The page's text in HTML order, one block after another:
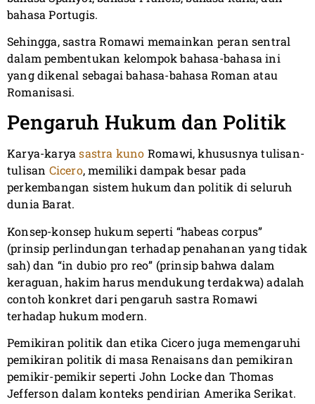
bahasa Portugis.
Sehingga, sastra Romawi memainkan peran sentral
dalam pembentukan kelompok bahasa-bahasa ini
yang dikenal sebagai bahasa-bahasa Roman atau
Romanisasi.
Pengaruh Hukum dan Politik
Karya-karyasastra kuno Romawi, khususnya tulisan-
tulisan Cicero, memiliki dampak besar pada
perkembangan sistem hukum dan politik di seluruh
dunia Barat.
Konsep-konsep hukum seperti “habeas corpus”
(prinsip perlindungan terhadap penahanan yang tidak
sah) dan “in dubio pro reo” (prinsip bahwa dalam
keraguan, hakim harus mendukung terdakwa) adalah
contoh konkret dari pengaruh sastra Romawi
terhadap hukum modern.
Pemikiran politik dan etika Cicero juga memengaruhi
pemikiran politik di masa Renaisans dan pemikiran
pemikir-pemikir seperti John Locke dan Thomas
Jefferson dalam konteks pendirian Amerika Serikat.